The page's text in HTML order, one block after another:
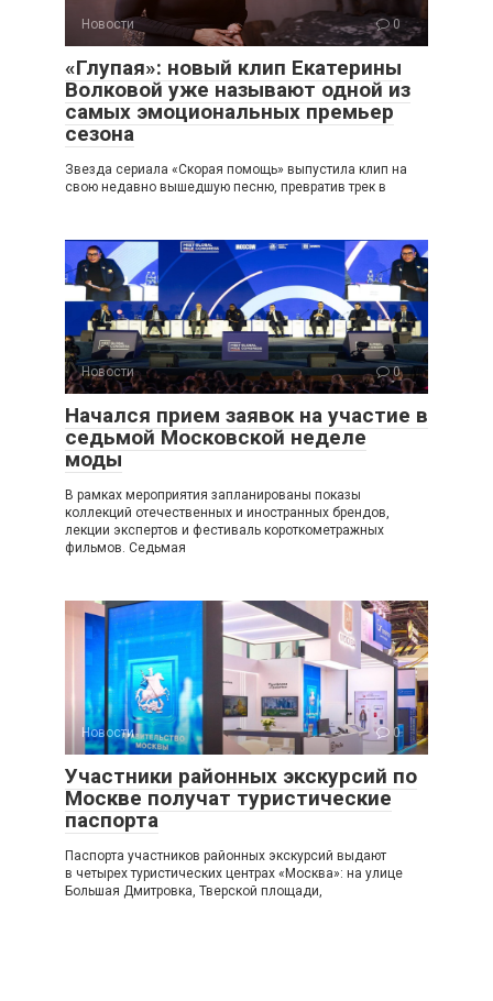
Новости 0
«Глупая»: новый клип Екатерины
Волковой уже называют одной из
самых эмоциональных премьер
сезона
Звезда сериала «Скорая помощь» выпустила клип на
свою недавно вышедшую песню, превратив трек в
Новости 0
Начался прием заявок на участие в
седьмой Московской неделе
моды
В рамках мероприятия запланированы показы
коллекций отечественных и иностранных брендов,
лекции экспертов и фестиваль короткометражных
фильмов. Седьмая
Новости 0
Участники районных экскурсий по
Москве получат туристические
паспорта
Паспорта участников районных экскурсий выдают
в четырех туристических центрах «Москва»: на улице
Большая Дмитровка, Тверской площади,